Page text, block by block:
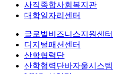
사직종합사회복지관
대학일자리센터
글로벌비즈니스지원센터
디지털패션센터
산학협력단
산학협력단바자울시스템